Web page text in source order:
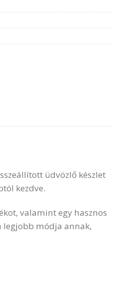
üdvözlő készlet
kezdve.
valamint egy hasznos
legjobb módja annak,